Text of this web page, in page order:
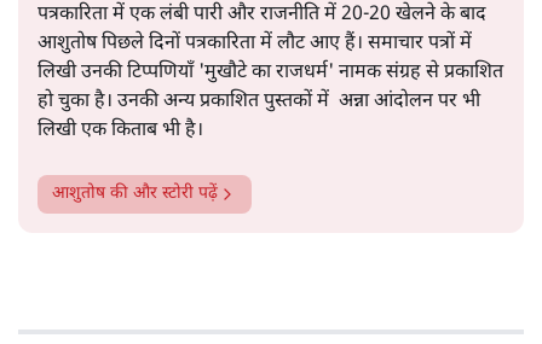
पत्रकारिता में एक लंबी पारी और राजनीति में 20-20 खेलने के बाद
आशुतोष पिछले दिनों पत्रकारिता में लौट आए हैं। समाचार पत्रों में
लिखी उनकी टिप्पणियाँ 'मुखौटे का राजधर्म' नामक संग्रह से प्रकाशित
हो चुका है। उनकी अन्य प्रकाशित पुस्तकों में अन्ना आंदोलन पर भी
लिखी एक किताब भी है।
आशुतोषकी और स्टोरी पढ़ें